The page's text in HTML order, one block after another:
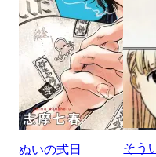
ぬいの式日
そう